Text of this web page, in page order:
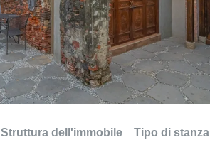
Struttura dell'immobile Tipo di stanza